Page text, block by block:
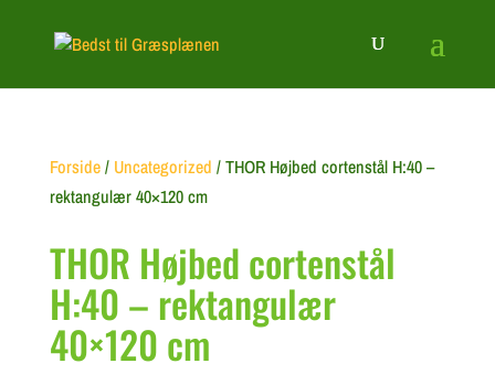
Forside/ Uncategorized / THOR Højbed cortenstål H:40 –
rektangulær 40×120 cm
THOR Højbed cortenstål
H:40 – rektangulær
40×120 cm